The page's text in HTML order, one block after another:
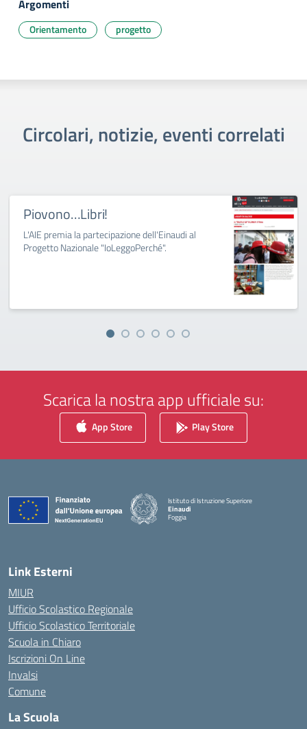
Argomenti
Orientamento progetto
Circolari, notizie, eventi correlati
Piovono…Libri!
L'AIE premia la partecipazione dell'Einaudi al
Progetto Nazionale "IoLeggoPerché".
Scarica la nostra app ufficiale su:
App Store Play Store
Istituto di Istruzione Superiore
Einaudi
Foggia
— Visita la pagina iniziale della scuola
Link Esterni
MIUR
Ufficio Scolastico Regionale
Ufficio Scolastico Territoriale
Scuola in Chiaro
Iscrizioni On Line
Invalsi
Comune
La Scuola